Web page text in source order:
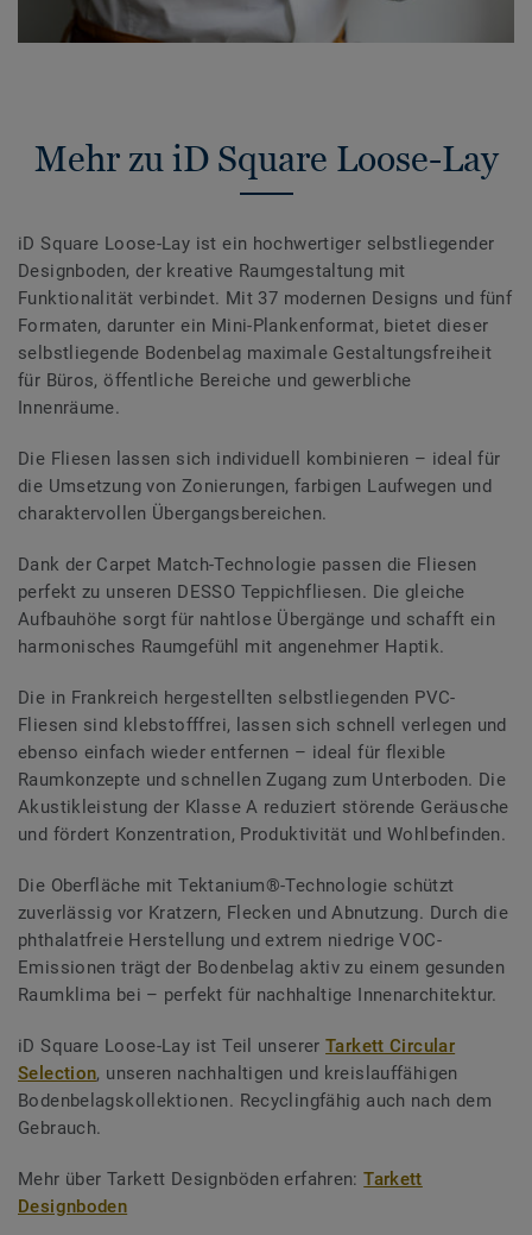
Mehr zu iD Square Loose-Lay
iD Square Loose-Lay ist ein hochwertiger selbstliegender
Designboden, der kreative Raumgestaltung mit
Funktionalität verbindet. Mit 37 modernen Designs und fünf
Formaten, darunter ein Mini-Plankenformat, bietet dieser
selbstliegende Bodenbelag maximale Gestaltungsfreiheit
für Büros, öffentliche Bereiche und gewerbliche
Innenräume.
Die Fliesen lassen sich individuell kombinieren – ideal für
die Umsetzung von Zonierungen, farbigen Laufwegen und
charaktervollen Übergangsbereichen.
Dank der Carpet Match-Technologie passen die Fliesen
perfekt zu unseren DESSO Teppichfliesen. Die gleiche
Aufbauhöhe sorgt für nahtlose Übergänge und schafft ein
harmonisches Raumgefühl mit angenehmer Haptik.
Die in Frankreich hergestellten selbstliegenden PVC-
Fliesen sind klebstofffrei, lassen sich schnell verlegen und
ebenso einfach wieder entfernen – ideal für flexible
Raumkonzepte und schnellen Zugang zum Unterboden. Die
Akustikleistung der Klasse A reduziert störende Geräusche
und fördert Konzentration, Produktivität und Wohlbefinden.
Die Oberfläche mit Tektanium®-Technologie schützt
zuverlässig vor Kratzern, Flecken und Abnutzung. Durch die
phthalatfreie Herstellung und extrem niedrige VOC-
Emissionen trägt der Bodenbelag aktiv zu einem gesunden
Raumklima bei – perfekt für nachhaltige Innenarchitektur.
iD Square Loose-Lay ist Teil unsererTarkett Circular
Selection, unseren nachhaltigen und kreislauffähigen
Bodenbelagskollektionen. Recyclingfähig auch nach dem
Gebrauch.
Mehr über Tarkett Designböden erfahren:Tarkett
Designboden